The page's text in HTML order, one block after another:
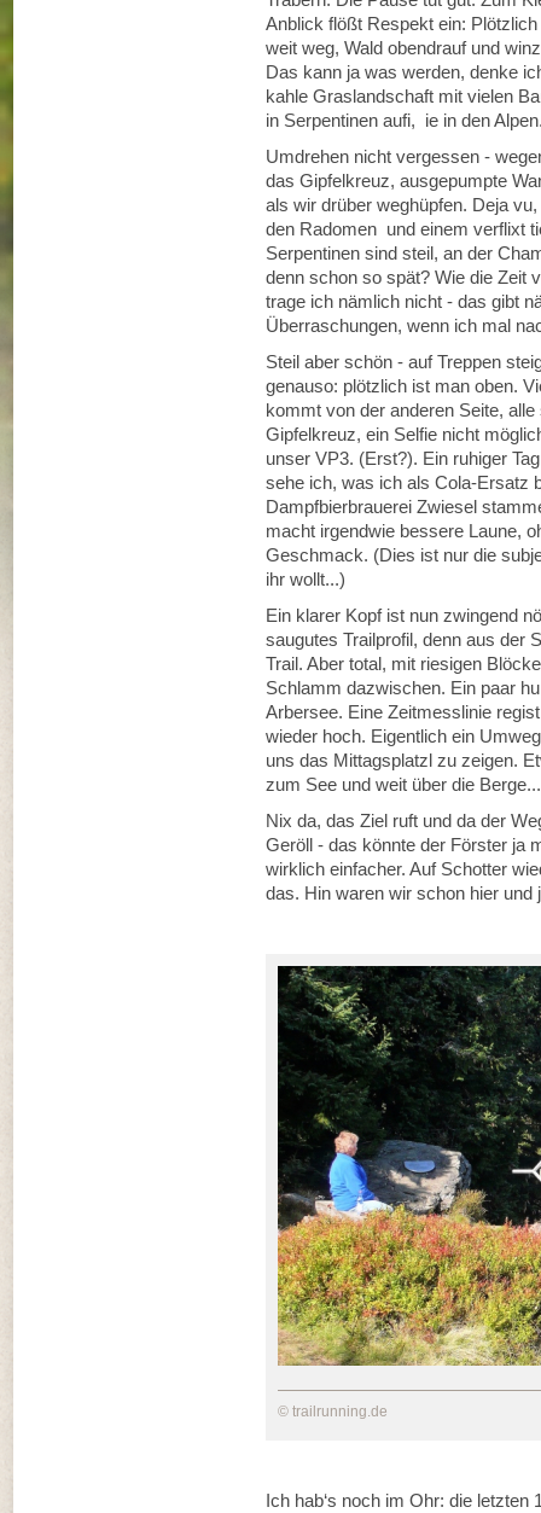
Anblick flößt Respekt ein:
weit weg, Wald obendrauf und
Das kann ja was werden, denke
kahle Graslandschaft mit vielen
in Serpentinen aufi, ie in den
Umdrehen nicht vergessen -
das Gipfelkreuz, ausgepumpte
als wir drüber weghüpfen. Deja
den Radomen und einem verflixt
Serpentinen sind steil, an der
denn schon so spät? Wie die Zeit
trage ich nämlich nicht - das gibt
Überraschungen, wenn ich mal
Steil aber schön - auf Treppen
genauso: plötzlich ist man oben.
kommt von der anderen Seite,
Gipfelkreuz, ein Selfie nicht
unser VP3. (Erst?). Ein ruhiger
sehe ich, was ich als Cola-Ersatz
Dampfbierbrauerei Zwiesel
macht irgendwie bessere Laune,
Geschmack. (Dies ist nur die
ihr wollt...)
Ein klarer Kopf ist nun zwingend
saugutes Trailprofil, denn aus der
Trail. Aber total, mit riesigen
Schlamm dazwischen. Ein paar
Arbersee. Eine Zeitmesslinie
wieder hoch. Eigentlich ein
uns das Mittagsplatzl zu zeigen.
zum See und weit über die
Nix da, das Ziel ruft und da der
Geröll - das könnte der Förster ja
wirklich einfacher. Auf Schotter
das. Hin waren wir schon hier und
© trailrunning.de
Ich hab‘s noch im Ohr: die